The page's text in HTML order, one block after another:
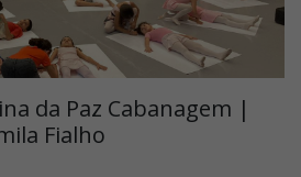
da Paz Cabanagem |
Fialho